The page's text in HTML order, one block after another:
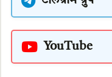
YouTube